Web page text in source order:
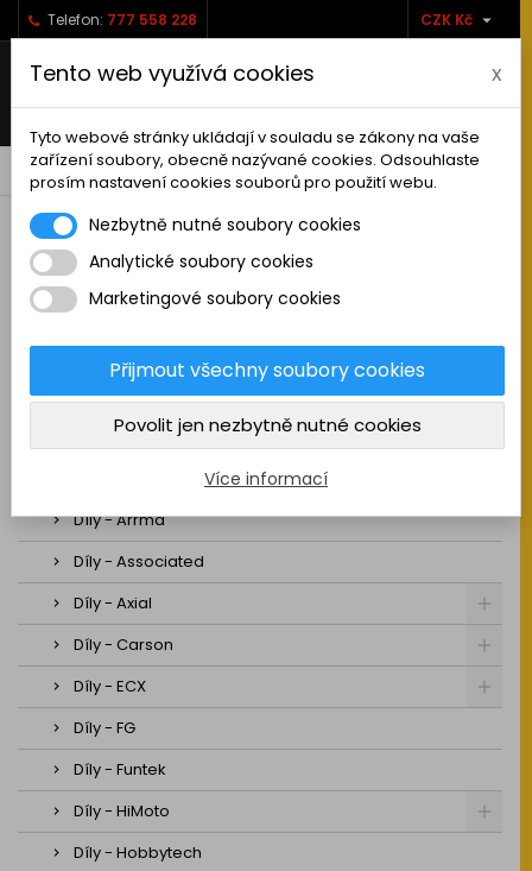
Telefon: 777 558 228 CZK Kč 
   shopping_cart0
RC AUTA
Sestavená auta elektro
Stavebnice aut elektro
Auta na spalovací motor
Náhradní díly
Díly - Arrma
Díly - Associated
Díly - Axial
Díly - Carson
Díly - ECX
Díly - FG
Díly - Funtek
Díly - HiMoto
Díly - Hobbytech
Tento web využívá cookies x
Tyto webové stránky ukládají v souladu se zákony na vaše
zařízení soubory, obecně nazývané cookies. Odsouhlaste
prosím nastavení cookies souborů pro použití webu.
Nezbytně nutné soubory cookies
Analytické soubory cookies
Marketingové soubory cookies
Přijmout všechny soubory cookies
Povolit jen nezbytně nutné cookies
Více informací